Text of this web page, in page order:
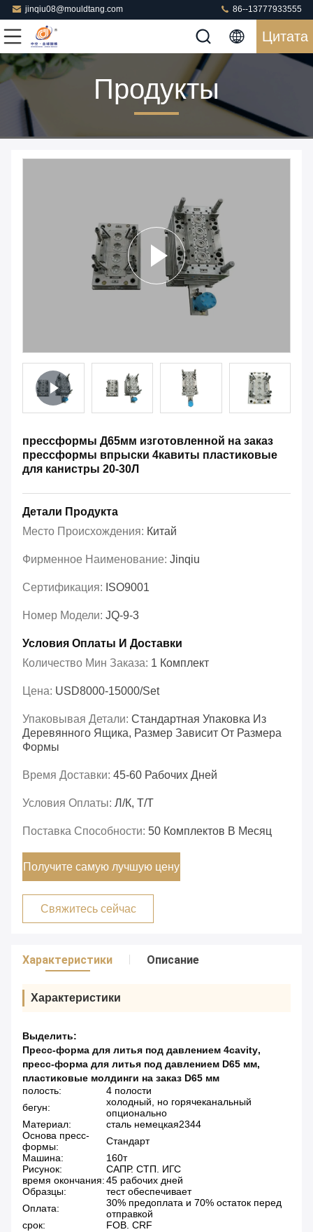
jinqiu08@mouldtang.com 86--13777933555
Цитата
Продукты
прессформы Д65мм изготовленной на заказ
прессформы впрыски 4кавиты пластиковые
для канистры 20-30Л
Детали Продукта
Место Происхождения: Китай
Фирменное Наименование: Jinqiu
Сертификация: ISO9001
Номер Модели: JQ-9-3
Условия Оплаты И Доставки
Количество Мин Заказа: 1 Комплект
Цена: USD8000-15000/set
Упаковывая Детали: Стандартная Упаковка Из
Деревянного Ящика, Размер Зависит От Размера
Формы
Время Доставки: 45-60 Рабочих Дней
Условия Оплаты: Л/К, Т/Т
Поставка Способности: 50 Комплектов В Месяц
Получите самую лучшую цену
Свяжитесь сейчас
Характеристики Описание
Характеристики
Выделить:
Пресс-форма для литья под давлением 4cavity,
пресс-форма для литья под давлением D65 мм,
пластиковые молдинги на заказ D65 мм
полость:
4 полости
бегун:
холодный, но горячеканальный
опционально
Материал:
сталь немецкая2344
Основа пресс-
формы:
Стандарт
Машина:
160т
Рисунок:
САПР. СТП. ИГС
время окончания:45 рабочих дней
Образцы:
тест обеспечивает
Оплата:
30% предоплата и 70% остаток перед
отправкой
срок:
FOB. CRF